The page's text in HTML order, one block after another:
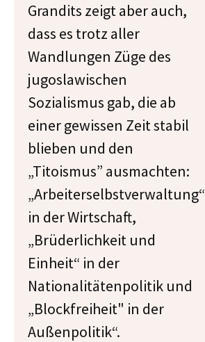
Grandits zeigt aber auch,
dass es trotz aller
Wandlungen Züge des
jugoslawischen
Sozialismus gab, die ab
einer gewissen Zeit stabil
blieben und den
„Titoismus” ausmachten:
„Arbeiterselbstverwaltung“
in der Wirtschaft,
„Brüderlichkeit und
Einheit“ in der
Nationalitätenpolitik und
„Blockfreiheit" in der
Außenpolitik“.